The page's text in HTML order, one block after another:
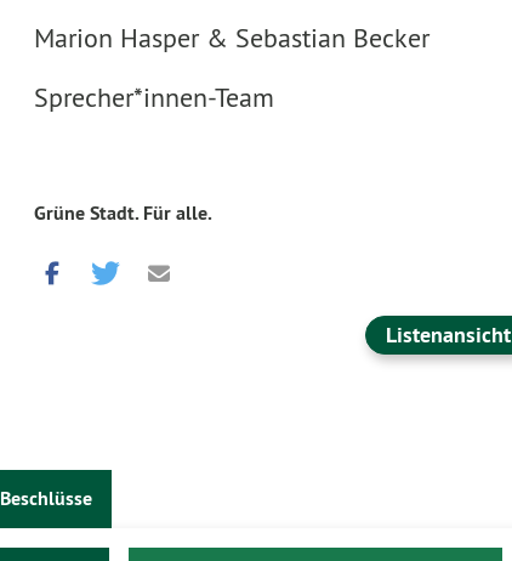
Marion Hasper & Sebastian Becker
Sprecher*innen-Team
Grüne Stadt. Für alle.
Listenansicht
Beschlüsse